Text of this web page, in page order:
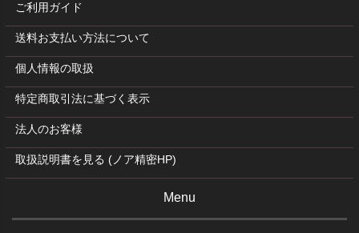
ご利用ガイド
送料お支払い方法について
個人情報の取扱
特定商取引法に基づく表示
法人のお客様
取扱説明書を見る (ノア精密HP)
Menu